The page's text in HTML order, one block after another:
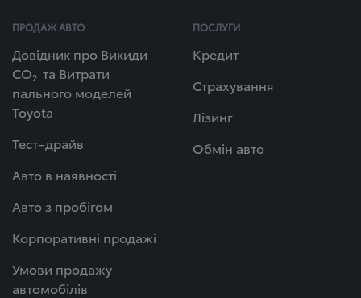
ПРОДАЖ АВТО
Довідник про Викиди
СО2 та Витрати
пального моделей
Toyota
Тест–драйв
Авто в наявності
Авто з пробігом
Корпоративні продажі
Умови продажу
автомобілів
ПОСЛУГИ
Кредит
Страхування
Лізинг
Обмін авто